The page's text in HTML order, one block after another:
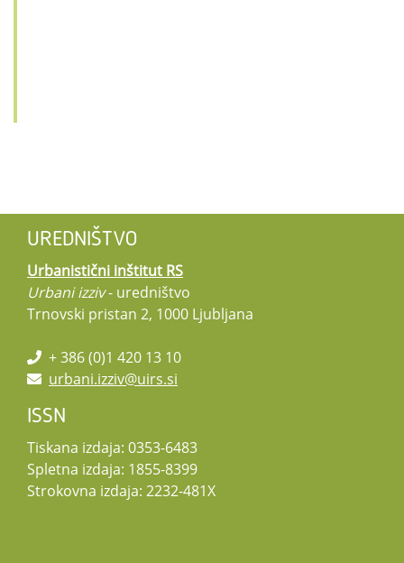
UREDNIŠTVO
Urbanistični inštitut RS
Urbani izziv- uredništvo
Trnovski pristan 2, 1000 Ljubljana
+ 386 (0)1 420 13 10
urbani.izziv@uirs.si
ISSN
Tiskana izdaja: 0353-6483
Spletna izdaja: 1855-8399
Strokovna izdaja: 2232-481X